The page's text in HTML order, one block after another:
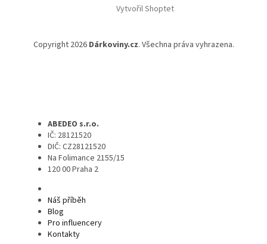
Vytvořil Shoptet
Copyright 2026 Dárkoviny.cz. Všechna práva vyhrazena.
ABEDEO s.r.o.
IČ: 28121520
DIČ: CZ28121520
Na Folimance 2155/15
120 00 Praha 2
Náš příběh
Blog
Pro influencery
Kontakty